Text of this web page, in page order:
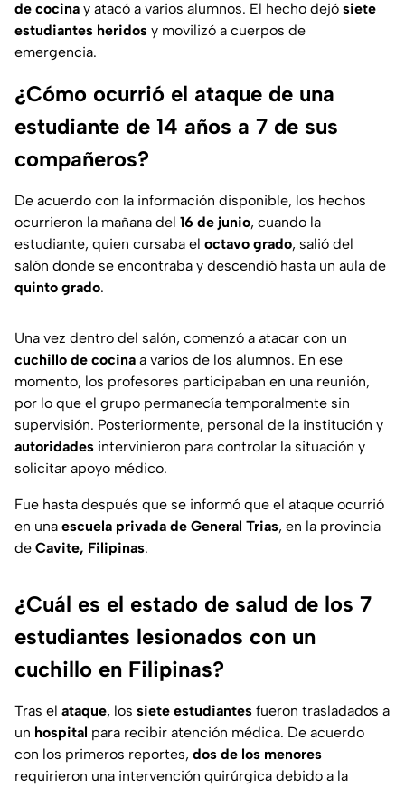
de cocina y atacó a varios alumnos. El hecho dejó siete
estudiantes heridos y movilizó a cuerpos de
emergencia.
¿Cómo ocurrió el ataque de una
estudiante de 14 años a 7 de sus
compañeros?
De acuerdo con la información disponible, los hechos
ocurrieron la mañana del 16 de junio, cuando la
estudiante, quien cursaba el octavo grado, salió del
salón donde se encontraba y descendió hasta un aula de
quinto grado.
Una vez dentro del salón, comenzó a atacar con un
cuchillo de cocina a varios de los alumnos. En ese
momento, los profesores participaban en una reunión,
por lo que el grupo permanecía temporalmente sin
supervisión. Posteriormente, personal de la institución y
autoridades intervinieron para controlar la situación y
solicitar apoyo médico.
Fue hasta después que se informó que el ataque ocurrió
en una escuela privada de General Trias, en la provincia
de Cavite, Filipinas.
¿Cuál es el estado de salud de los 7
estudiantes lesionados con un
cuchillo en Filipinas?
Tras el ataque, los siete estudiantes fueron trasladados a
un hospital para recibir atención médica. De acuerdo
con los primeros reportes, dos de los menores
requirieron una intervención quirúrgica debido a la